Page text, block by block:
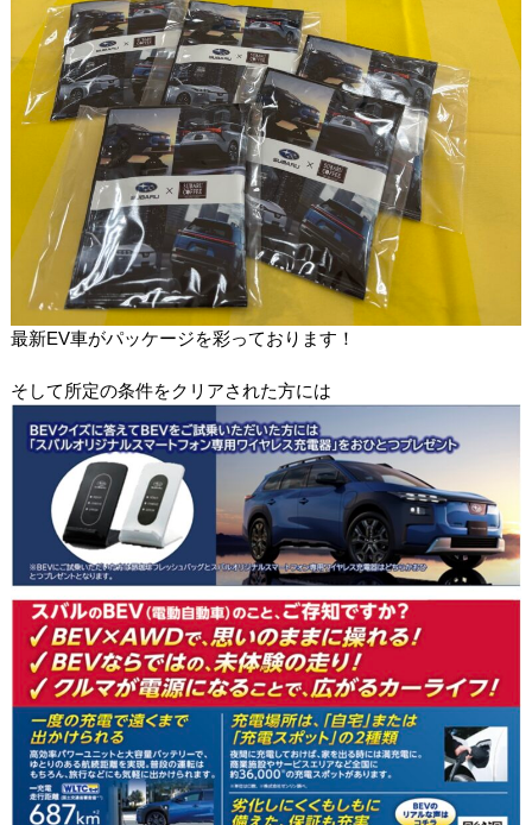
最新EV車がパッケージを彩っております！
そして所定の条件をクリアされた方には